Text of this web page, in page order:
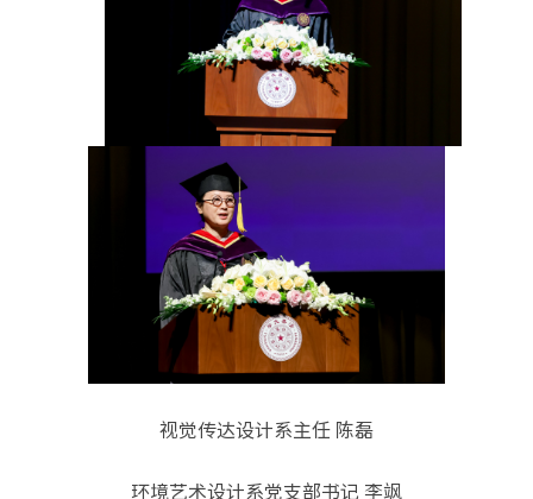
视觉传达设计系主任 陈磊
环境艺术设计系党支部书记 李飒